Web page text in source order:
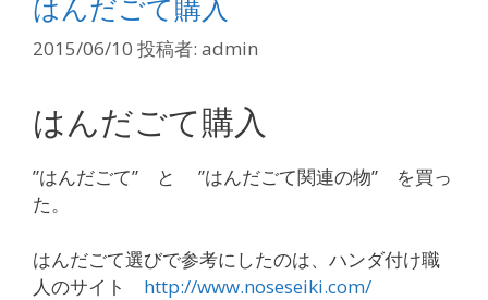
はんだごて購入
2015/06/10 投稿者: admin
はんだごて購入
”はんだごて” と ”はんだごて関連の物” を買っ
た。
はんだごて選びで参考にしたのは、ハンダ付け職
人のサイト http://www.noseseiki.com/